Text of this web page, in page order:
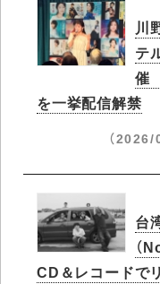
川
テ
催
を一挙配信解禁
（2026/
台
（
CD＆レコードで